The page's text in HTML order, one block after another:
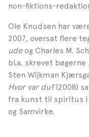
non-fiktions-
Ole Knudsen har
2007, oversat flere
udeog Charles M.
bl.a. skrevet bøgerne
Sten Wijkman
Hvor var du?(2008)
fra kunst til spiritus i
og Samvirke.